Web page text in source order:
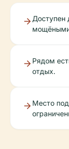
Доступен
Рядом
отдых.
Место